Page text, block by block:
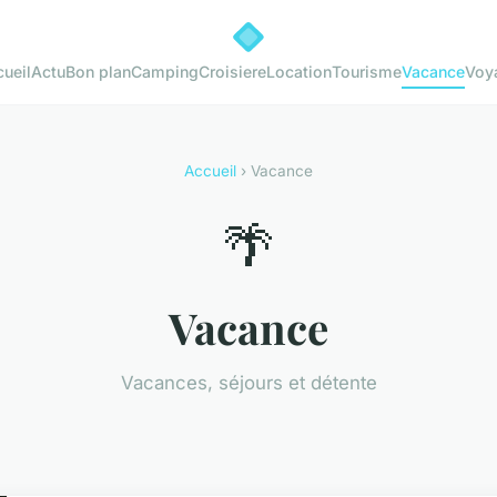
ActuBon planCampingCroisiereLocationTourismeVacance
Accueil › Vacance
🌴
Vacance
Vacances, séjours et détente